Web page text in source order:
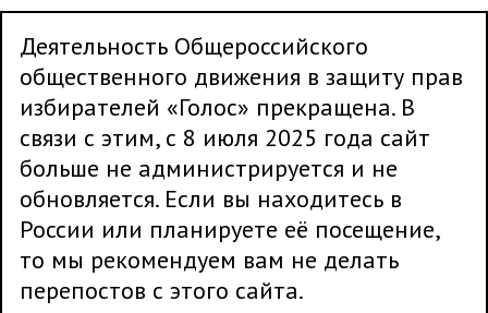
Деятельность Общероссийского
общественного движения в защиту прав
избирателей «Голос» прекращена. В
связи с этим, с 8 июля 2025 года сайт
больше не администрируется и не
обновляется. Если вы находитесь в
России или планируете её посещение,
то мы рекомендуем вам не делать
перепостов с этого сайта.